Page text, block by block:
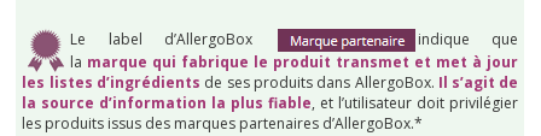
Le label d’AllergoBox
indique que
la marque qui fabrique le produit transmet et met à jour
les listes d’ingrédients de ses produits dans AllergoBox. Il s’agit de
la source d’information la plus fiable, et l’utilisateur doit privilégier
les produits issus des marques partenaires d’AllergoBox.*